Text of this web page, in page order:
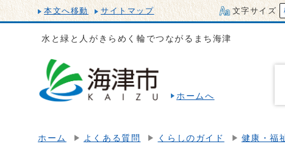
本文へ移動 サイトマップ 文字サイズ
水と緑と人がきらめく輪でつながるまち海津
ホームへ
ホーム よくある質問 くらしのガイド 健康・福